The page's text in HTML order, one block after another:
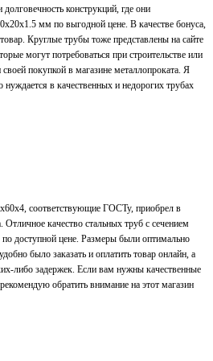
конструкций, где они
мм по выгодной цене. В качестве бонуса,
Круглые трубы тоже представлены на сайте
могут потребоваться при строительстве или
покупкой в магазине металлопроката. Я
в качественных и недорогих трубах
соответствующие ГОСТу, приобрел в
Отличное качество стальных труб с сечением
доступной цене. Размеры были оптимально
было заказать и оплатить товар онлайн, а
либо задержек. Если вам нужны качественные
обратить внимание на этот магазин